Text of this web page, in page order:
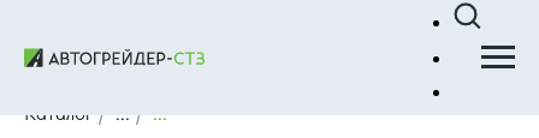
Каталог / ... / ...